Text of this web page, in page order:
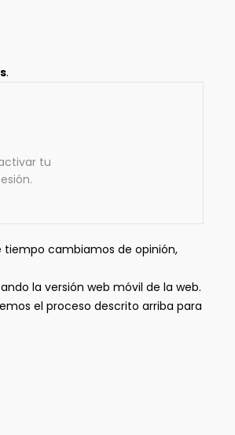
.
tu
tiempo cambiamos de opinión,
la versión web móvil de la web.
el proceso descrito arriba para